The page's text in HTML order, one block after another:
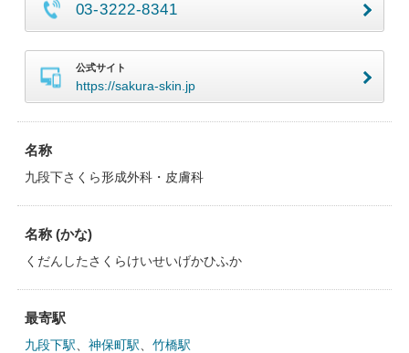
03-3222-8341
公式サイト
https://sakura-skin.jp
名称
九段下さくら形成外科・皮膚科
名称 (かな)
くだんしたさくらけいせいげかひふか
最寄駅
九段下駅 神保町駅 竹橋駅